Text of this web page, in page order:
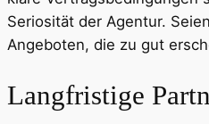
Seriosität der Agentur.
Angeboten, die zu gut
Langfristige